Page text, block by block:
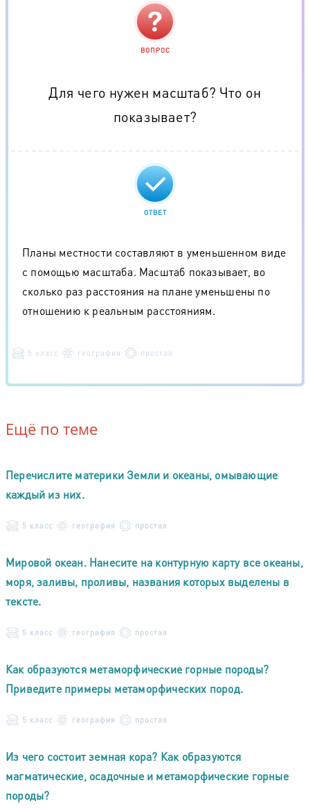
ВОПРОС
Для чего нужен масштаб? Что он
показывает?
ОТВЕТ
Планы местности составляют в уменьшенном виде
с помощью масштаба. Масштаб показывает, во
сколько раз расстояния на плане уменьшены по
отношению к реальным расстояниям.
5 класс география простая
Ещё по теме
Перечислите материки Земли и океаны, омывающие
каждый из них.
5 класс география простая
Мировой океан. Нанесите на контурную карту все океаны,
моря, заливы, проливы, названия которых выделены в
тексте.
5 класс география простая
Как образуются метаморфические горные породы?
Приведите примеры метаморфических пород.
5 класс география простая
Из чего состоит земная кора? Как образуются
магматические, осадочные и метаморфические горные
породы?